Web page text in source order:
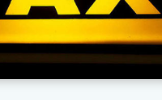
отчетность открыта для
смартфоне или планшете.
позволяет
проблемы с пассажирами,